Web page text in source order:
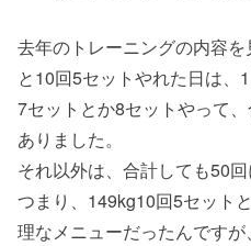
去年のトレーニングの内容
と10回5セットやれた日は、
7セットとか8セットやって
ありました。
それ以外は、合計しても50回
つまり、149kg10回5セット
理なメニューだったんです